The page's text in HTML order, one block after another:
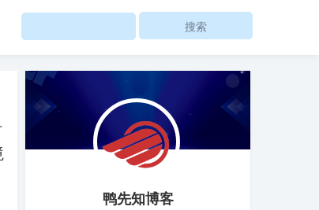
Search
鸭先知博客